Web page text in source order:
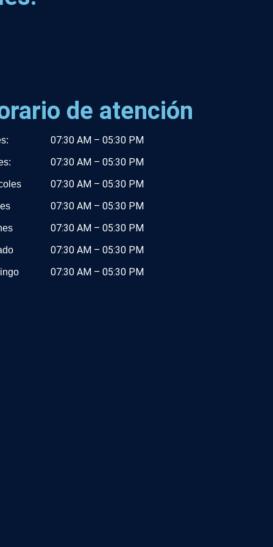
de atención
07:30 AM – 05:30 PM
07:30 AM – 05:30 PM
07:30 AM – 05:30 PM
07:30 AM – 05:30 PM
07:30 AM – 05:30 PM
07:30 AM – 05:30 PM
07:30 AM – 05:30 PM